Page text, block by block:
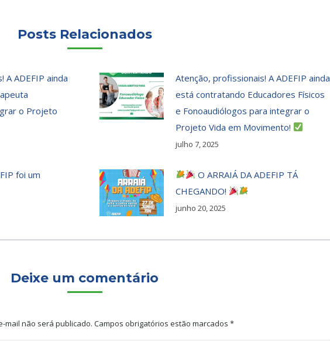
Posts Relacionados
A ADEFIP ainda
o Projeto
Atenção, profissionais! A ADEFIP ainda
está contratando Educadores Físicos
e Fonoaudiólogos para integrar o
Projeto Vida em Movimento!
julho 7, 2025
foi um
O ARRAIÁ DA ADEFIP TÁ
CHEGANDO!
junho 20, 2025
Deixe um comentário
mail não será publicado. Campos obrigatórios estão marcados*